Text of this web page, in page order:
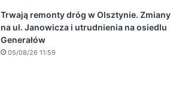
Trwają remonty dróg w Olsztynie. Zmiany
na ul. Janowicza i utrudnienia na osiedlu
Generałów
05/08/26 11:59